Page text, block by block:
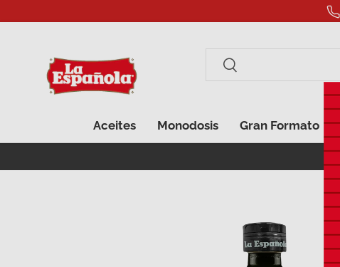
Ir al contenido
Buscar
Buscar
Aceites Monodosis Gran Formato